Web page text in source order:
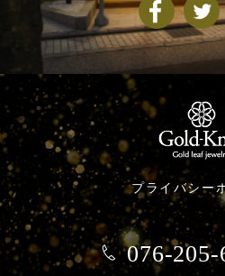
プライバシー
076-205-